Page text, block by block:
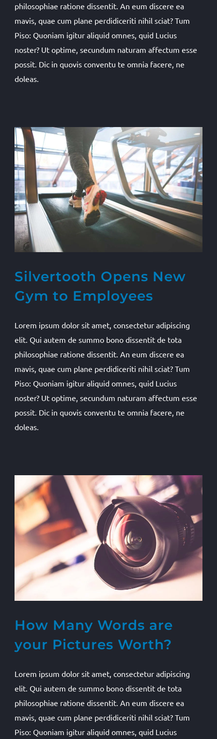
philosophiae ratione dissentit. An eum discere ea
mavis, quae cum plane perdidiceriti nihil sciat? Tum
Piso: Quoniam igitur aliquid omnes, quid Lucius
noster? Ut optime, secundum naturam affectum esse
possit. Dic in quovis conventu te omnia facere, ne
doleas.
Silvertooth Opens New
Gym to Employees
Lorem ipsum dolor sit amet, consectetur adipiscing
elit. Qui autem de summo bono dissentit de tota
philosophiae ratione dissentit. An eum discere ea
mavis, quae cum plane perdidiceriti nihil sciat? Tum
Piso: Quoniam igitur aliquid omnes, quid Lucius
noster? Ut optime, secundum naturam affectum esse
possit. Dic in quovis conventu te omnia facere, ne
doleas.
How Many Words are
your Pictures Worth?
Lorem ipsum dolor sit amet, consectetur adipiscing
elit. Qui autem de summo bono dissentit de tota
philosophiae ratione dissentit. An eum discere ea
mavis, quae cum plane perdidiceriti nihil sciat? Tum
Piso: Quoniam igitur aliquid omnes, quid Lucius